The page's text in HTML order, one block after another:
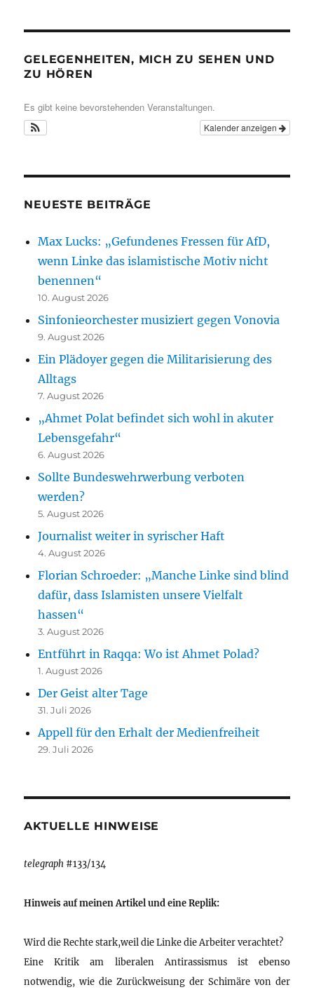
GELEGENHEITEN, MICH ZU SEHEN UND
ZU HÖREN
Es gibt keine bevorstehenden Veranstaltungen.
Kalender anzeigen
NEUESTE BEITRÄGE
Max Lucks: „Gefundenes Fressen für AfD,
wenn Linke das islamistische Motiv nicht
benennen“
10. August 2026
Sinfonieorchester musiziert gegen Vonovia
9. August 2026
Ein Plädoyer gegen die Militarisierung des
Alltags
7. August 2026
„Ahmet Polat befindet sich wohl in akuter
Lebensgefahr“
6. August 2026
Sollte Bundeswehrwerbung verboten
werden?
5. August 2026
Journalist weiter in syrischer Haft
4. August 2026
Florian Schroeder: „Manche Linke sind blind
dafür, dass Islamisten unsere Vielfalt
hassen“
3. August 2026
Entführt in Raqqa: Wo ist Ahmet Polad?
1. August 2026
Der Geist alter Tage
31. Juli 2026
Appell für den Erhalt der Medienfreiheit
29. Juli 2026
AKTUELLE HINWEISE
telegraph #133/134
Hinweis auf meinen Artikel und eine Replik:
Wird die Rechte stark,weil die Linke die Arbeiter verachtet?
Eine Kritik am liberalen Antirassismus ist ebenso
notwendig, wie die Zurückweisung der Schimäre von der